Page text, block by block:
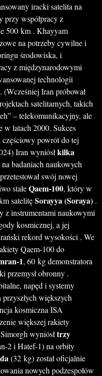
iracki satelita na
przy współpracy z
500 km . Khayyam
na potrzeby cywilne i
środowiska, i
z międzynarodowymi
technologii
Iran próbował
satelitarnych, takich
– telekomunikacyjny, ale
w latach 2000. Sukces
powrót do tej
Iran wyniósłkilka
badaniach naukowych
swój nowej
stałeQaem-100, który w
satelitęSorayya (Soraya) .
z instrumentami naukowymi
kosmicznej, a jej
rekord wysokości . We
Qaem-100 do
1, 60 kg demonstratora
przemysł obronny .
napęd i systemy
większych
kosmiczna ISA
większej rakiety
wyniósłtrzy
2 i Hatef-1) na orbity
(32 kg) został oficjalnie
nowych podzespołów